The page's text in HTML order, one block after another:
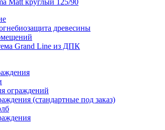
Matt круглый 125/90
древесины
Grand Line из ДПК
ограждений
(стандартные под заказ)